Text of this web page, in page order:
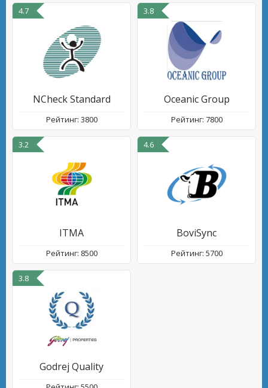
4.7
NCheck Standard
Рейтинг: 3800
3.8
Oceanic Group
Рейтинг: 7800
3.2
ITMA
Рейтинг: 8500
4.6
BoviSync
Рейтинг: 5700
3.8
Godrej Quality